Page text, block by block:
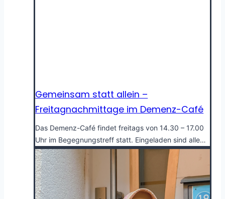
Gemeinsam statt allein –
Freitagnachmittage im Demenz-Café
Das Demenz-Café findet freitags von 14.30 – 17.00
Uhr im Begegnungstreff statt. Eingeladen sind alle…